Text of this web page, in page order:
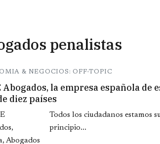
penalistas
& NEGOCIOS: OFF-TOPIC
Abogados, la empresa española
diez países
Todos los ciudadanos estamos
principio...